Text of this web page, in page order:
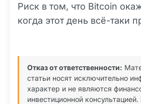
Риск в том, что Bitcoin
когда этот день всё-таки
Отказ от ответственности:
статьи носят исключительно
характер и не являются
инвестиционной